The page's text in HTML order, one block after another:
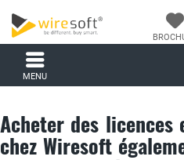
MENU
Acheter des
chez Wiresoft